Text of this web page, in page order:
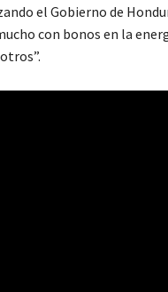
el Gobierno de
con bonos en la